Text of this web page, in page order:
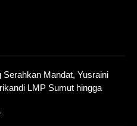
Serahkan Mandat, Yusraini
LMP Sumut hingga